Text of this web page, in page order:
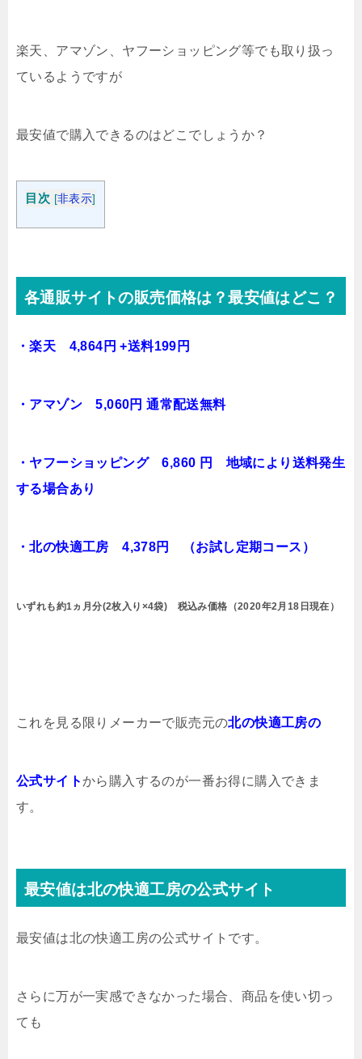
楽天、アマゾン、ヤフーショッピング等でも取り扱っ
ているようですが
最安値で購入できるのはどこでしょうか？
目次 [非表示]
各通販サイトの販売価格は？最安値はどこ？
・楽天 4,864円 +送料199円
・アマゾン 5,060円 通常配送無料
・ヤフーショッピング 6,860 円 地域により送料発生
する場合あり
・北の快適工房 4,378円 （お試し定期コース）
いずれも約1ヵ月分(2枚入り×4袋) 税込み価格（2020年2月18日現在）
これを見る限りメーカーで販売元の北の快適工房の
公式サイトから購入するのが一番お得に購入できま
す。
最安値は北の快適工房の公式サイト
最安値は北の快適工房の公式サイトです。
さらに万が一実感できなかった場合、商品を使い切っ
ても